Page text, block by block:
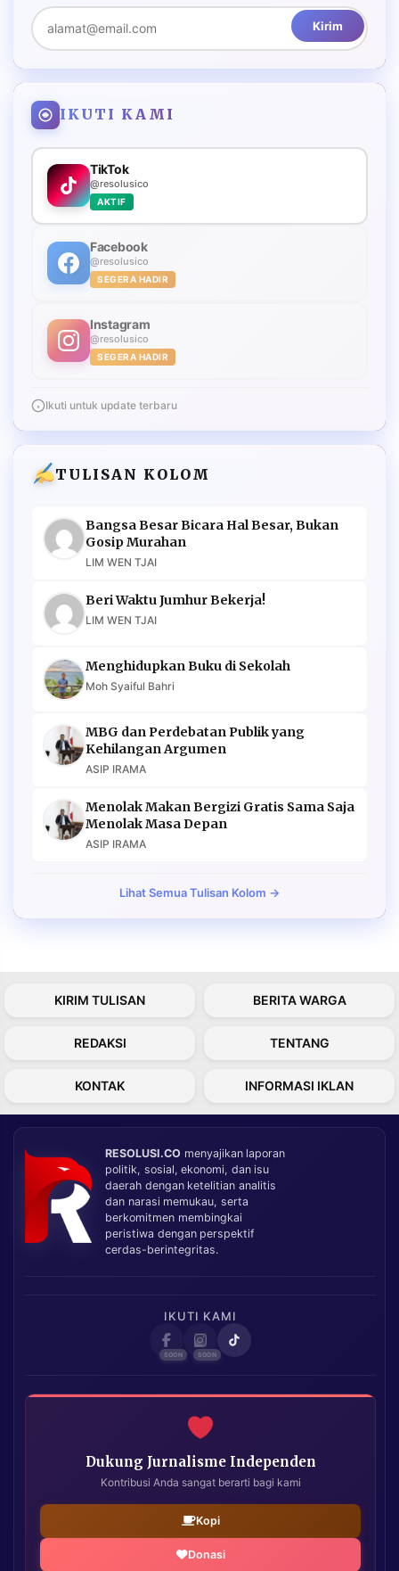
Kirim
IKUTI KAMI
TikTok
@resolusico
AKTIF
Facebook
@resolusico
SEGERA HADIR
Instagram
@resolusico
SEGERA HADIR
Ikuti untuk update terbaru
TULISAN KOLOM
Bangsa Besar Bicara Hal Besar, Bukan
Gosip Murahan
LIM WEN TJAI
Beri Waktu Jumhur Bekerja!
LIM WEN TJAI
Menghidupkan Buku di Sekolah
Moh Syaiful Bahri
MBG dan Perdebatan Publik yang
Kehilangan Argumen
ASIP IRAMA
Menolak Makan Bergizi Gratis Sama Saja
Menolak Masa Depan
ASIP IRAMA
Lihat Semua Tulisan Kolom →
KIRIM TULISAN BERITA WARGA
REDAKSI TENTANG
KONTAK INFORMASI IKLAN
RESOLUSI.CO menyajikan laporan
politik, sosial, ekonomi, dan isu
daerah dengan ketelitian analitis
dan narasi memukau, serta
berkomitmen membingkai
peristiwa dengan perspektif
cerdas-berintegritas.
IKUTI KAMI
Dukung Jurnalisme Independen
Kontribusi Anda sangat berarti bagi kami
Kopi
Donasi